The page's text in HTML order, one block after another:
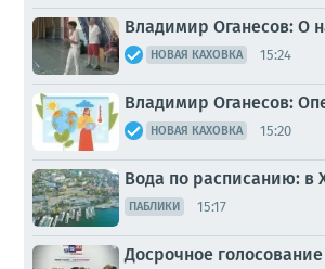
Владимир Оганесов: О
НОВАЯ КАХОВКА 15:24
Владимир Оганесов:
НОВАЯ КАХОВКА 15:20
Вода по расписанию: в
ПАБЛИКИ 15:17
Досрочное